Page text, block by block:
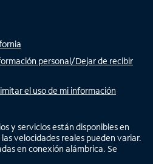
personal/Dejar de recibir
el uso de mi información
y servicios están disponibles en
velocidades reales pueden variar.
en conexión alámbrica. Se